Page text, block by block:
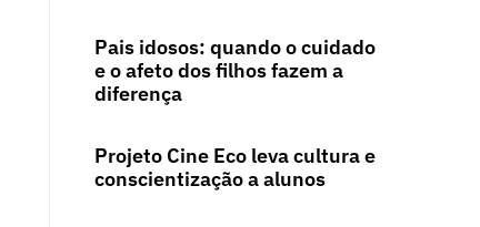
Pais idosos: quando o cuidado
e o afeto dos filhos fazem a
diferença
Projeto Cine Eco leva cultura e
conscientização a alunos